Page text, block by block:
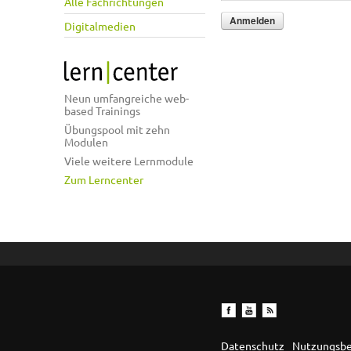
Digitalmedien
Neun umfangreiche web-
based Trainings
Übungspool mit zehn
Modulen
Viele weitere Lernmodule
Zum Lerncenter
Datenschutz